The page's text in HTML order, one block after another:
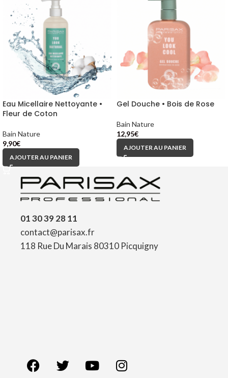
Eau Micellaire Nettoyante •
Fleur de Coton
Bain Nature
9,90€
AJOUTER AU PANIER
Gel Douche • Bois de Rose
Bain Nature
12,95€
AJOUTER AU PANIER
01 30 39 28 11
contact@parisax.fr
118 Rue Du Marais 80310 Picquigny